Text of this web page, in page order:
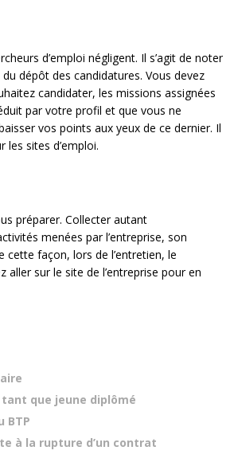
d’emploi négligent. Il s’agit de noter
dépôt des candidatures. Vous devez
candidater, les missions assignées
par votre profil et que vous ne
vos points aux yeux de ce dernier. Il
sites d’emploi.
préparer. Collecter autant
menées par l’entreprise, son
façon, lors de l’entretien, le
sur le site de l’entreprise pour en
que jeune diplômé
BTP
à la rupture d’un contrat